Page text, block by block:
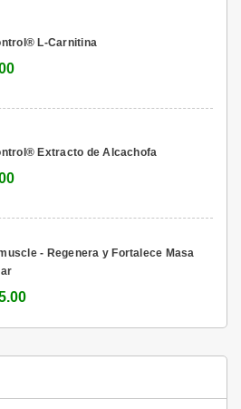
L-Carnitina
Extracto de Alcachofa
- Regenera y Fortalece Masa